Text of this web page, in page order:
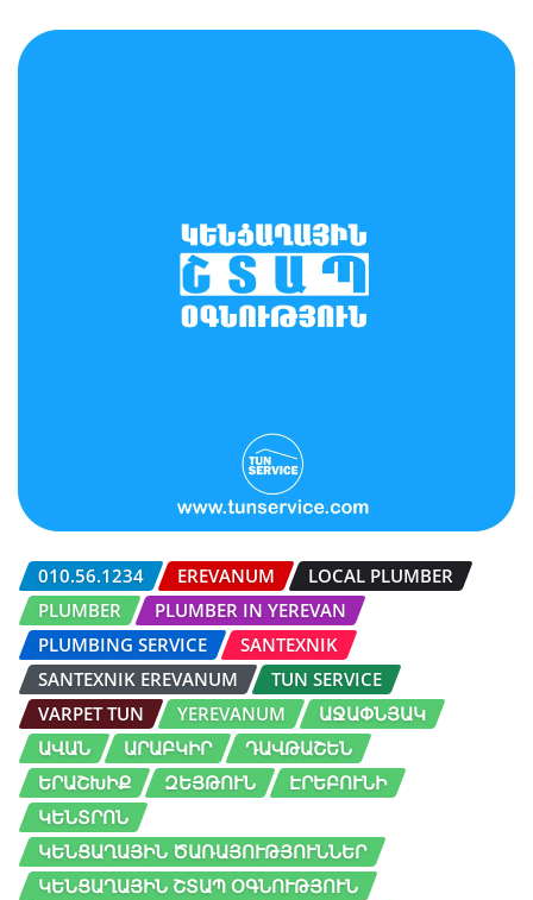
010.56.1234 EREVANUM
LOCAL PLUMBER
PLUMBER
PLUMBER IN YEREVAN
PLUMBING SERVICE
SANTEXNIK
SANTEXNIK EREVANUM
TUN SERVICE
VARPET TUN
YEREVANUM
ԱՋԱՓՆՅԱԿ
ԱՎԱՆ
ԱՐԱԲԿԻՐ
ԴԱՎԹԱՇԵՆ
ԵՐԱՇԽԻՔ
ԶԵՅԹՈՒՆ
ԷՐԵԲՈՒՆԻ
ԿԵՆՏՐՈՆ
ԿԵՆՑԱՂԱՅԻՆ ԾԱՌԱՅՈՒԹՅՈՒՆՆԵՐ
ԿԵՆՑԱՂԱՅԻՆ ՇՏԱՊ ՕԳՆՈՒԹՅՈՒՆ